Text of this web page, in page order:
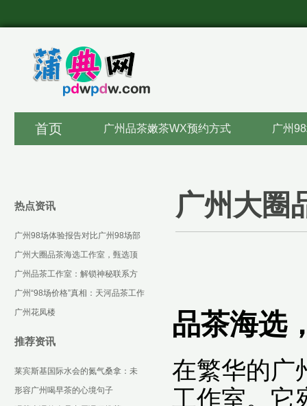
首页 广州品茶嫩茶WX预约方式 广州
广州大圈
品茶海选
在繁华的
工作室。它
热点资讯
‌广州98场体验报告对比广州98场部
长联系方式‌：夜场服务体验报告
_106
广州大圈品茶海选工作室，甄选顶
级茶韵佳人
广州品茶工作室：解锁神秘联系方
式，畅享茶趣
广州“98场价格”真相：天河品茶工作
室与广佛QT场所实测
广州花凤楼
推荐资讯
莱宾斯基国际水会的氮气桑拿：未
来感十足的减压体验_184
形容广州喝早茶的心境句子